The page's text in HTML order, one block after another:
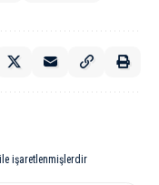
ile işaretlenmişlerdir